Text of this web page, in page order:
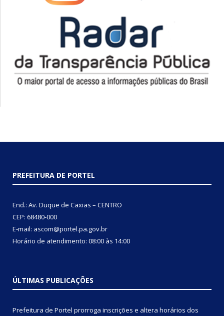
PREFEITURA DE PORTEL
End.: Av. Duque de Caxias – CENTRO
CEP: 68480-000
E-mail: ascom@portel.pa.gov.br
Horário de atendimento: 08:00 às 14:00
ÚLTIMAS PUBLICAÇÕES
Prefeitura de Portel prorroga inscrições e altera horários dos